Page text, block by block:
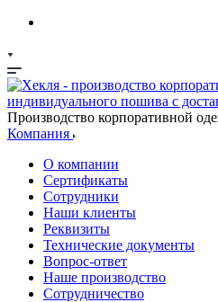
Производство корпоративной
Компания
О компании
Сертификаты
Сотрудники
Наши клиенты
Реквизиты
Технические документы
Вопрос-ответ
Наше производство
Сотрудничество